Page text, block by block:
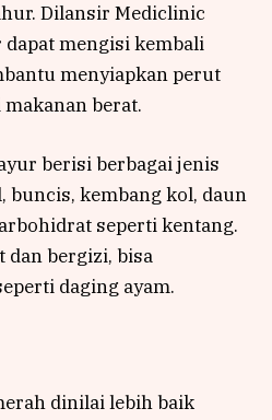
Dilansir Mediclinic
dapat mengisi kembali
menyiapkan perut
berat.
berisi berbagai jenis
buncis, kembang kol, daun
seperti kentang.
bergizi, bisa
daging ayam.
dinilai lebih baik